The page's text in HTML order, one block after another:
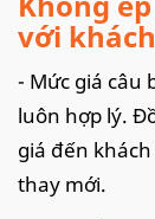
với
- Mức giá câu
luôn hợp lý.
giá đến
thay mới.